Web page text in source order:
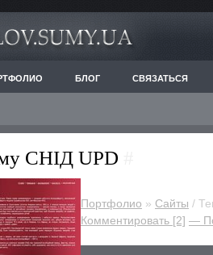
БЛОГ СВЯЗАТЬСЯ
СНІД UPD
Портфолио » Cайты /
Комментировать [2] —